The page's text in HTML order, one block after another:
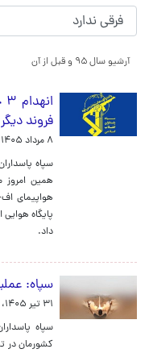
آرشیو سال ۹۵ و قبل از آن
فروند
۸ مرداد ۱۴۰۵، ۱۴:۴۶
سپاه
همین امروز
پایگاه
داد.
سپاه:
۳۱ تیر ۱۴۰۵، ۰۹:۳۰
سپاه
کشورمان در